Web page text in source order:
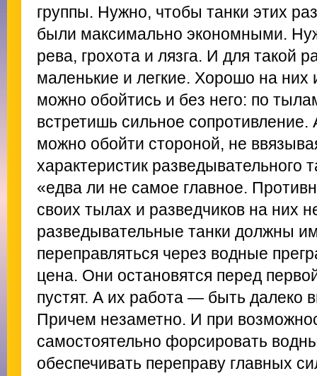
группы. Нужно, чтобы танки этих
были максимально экономными.
рева, грохота и лязга. И для такой
маленькие и легкие. Хорошо на
можно обойтись и без него: по
встретишь сильное сопротивление.
можно обойти стороной, не
характеристик разведывательного
«едва ли не самое главное.
своих тылах и разведчиков на них
разведывательные танки должны
переправляться через водные
цена. Они остановятся перед
пустят. А их работа — быть далеко
Причем незаметно. И при
самостоятельно форсировать
обеспечивать переправу главных